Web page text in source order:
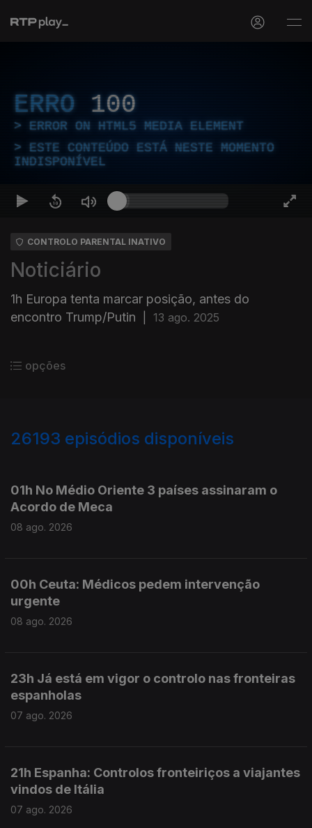
ERRO 100
ERROR ON HTML5 MEDIA ELEMENT
ESTE CONTEÚDO ESTÁ NESTE MOMENTO
INDISPONÍVEL
CONTROLO PARENTAL INATIVO
Noticiário
1h Europa tenta marcar posição, antes do
encontro Trump/Putin
13 ago. 2025
opções
26193 episódios disponíveis
01h No Médio Oriente 3 países assinaram o
Acordo de Meca
08 ago. 2026
00h Ceuta: Médicos pedem intervenção
urgente
08 ago. 2026
23h Já está em vigor o controlo nas fronteiras
espanholas
07 ago. 2026
21h Espanha: Controlos fronteiriços a viajantes
vindos de Itália
07 ago. 2026